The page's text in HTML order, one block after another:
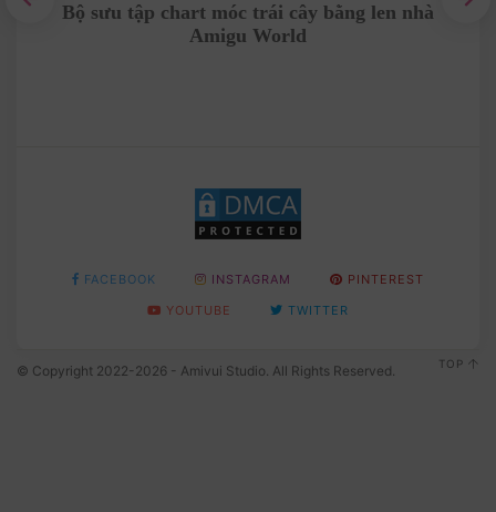
Bộ sưu tập chart móc trái cây bằng len nhà
Amigu World
FACEBOOK INSTAGRAM
PINTEREST
YOUTUBE
TWITTER
© Copyright 2022-2026 - Amivui Studio. All Rights Reserved. TOP